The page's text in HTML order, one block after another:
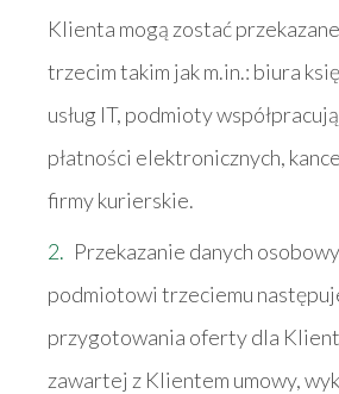
Klienta mogą zostać
trzecim takim jak m.in.: biura
usług IT, podmioty
płatności elektronicznych,
firmy kurierskie.
Przekazanie danych
podmiotowi trzeciemu
przygotowania oferty dla
zawartej z Klientem umowy,